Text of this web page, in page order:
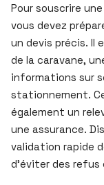
Pour souscrire
vous devez
un devis précis. Il
de la caravane,
informations sur
stationnement.
également un
une assurance.
validation rapide
d’éviter des